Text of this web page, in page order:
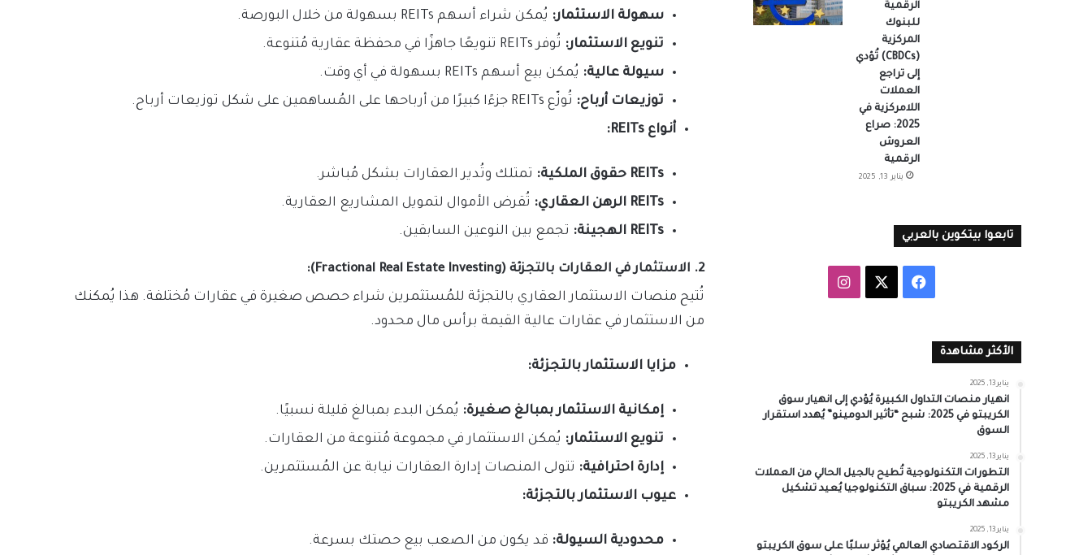
سهولة الاستثمار: يُمكن شراء أسهم REITs بسهولة من خلال البورصة.
تنويع الاستثمار: تُوفر REITs تنويعًا جاهزًا في محفظة عقارية مُتنوعة.
سيولة عالية: يُمكن بيع أسهم REITs بسهولة في أي وقت.
توزيعات أرباح: تُوزّع REITs جزءًا كبيرًا من أرباحها على المُساهمين على شكل توزيعات أرباح.
أنواع REITs:
REITs حقوق الملكية:
تمتلك وتُدير العقارات بشكل مُباشر.
REITs الرهن العقاري:
تُقرض الأموال لتمويل المشاريع العقارية.
REITs الهجينة:
تجمع بين النوعين السابقين.
2. الاستثمار في العقارات بالتجزئة (Fractional Real Estate Investing):
تُتيح منصات الاستثمار العقاري بالتجزئة للمُستثمرين شراء حصص صغيرة في عقارات مُختلفة. هذا يُمكنك
من الاستثمار في عقارات عالية القيمة برأس مال محدود.
مزايا الاستثمار بالتجزئة:
إمكانية الاستثمار بمبالغ صغيرة: يُمكن البدء بمبالغ قليلة نسبيًا.
تنويع الاستثمار: يُمكن الاستثمار في مجموعة مُتنوعة من العقارات.
إدارة احترافية: تتولى المنصات إدارة العقارات نيابة عن المُستثمرين.
عيوب الاستثمار بالتجزئة:
محدودية السيولة: قد يكون من الصعب بيع حصتك بسرعة.
الرقمية
للبنوك
المركزية
(CBDCs) تُؤدي
إلى تراجع
العملات
اللامركزية في
2025: صراع
العروش
الرقمية
يناير 13, 2025
تابعوا بيتكوين بالعربي
فيسبوك انستقرام
الأكثر مشاهدة
يناير 13, 2025
انهيار منصات التداول الكبيرة يُؤدي إلى انهيار سوق
الكريبتو في 2025: شبح “تأثير الدومينو” يُهدد استقرار
السوق
يناير 13, 2025
التطورات التكنولوجية تُطيح بالجيل الحالي من العملات
الرقمية في 2025: سباق التكنولوجيا يُعيد تشكيل
مشهد الكريبتو
يناير 13, 2025
الركود الاقتصادي العالمي يُؤثر سلبًا على سوق الكريبتو